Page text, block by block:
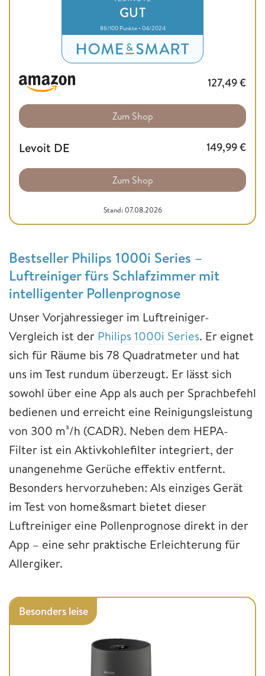
GUT
86/100 Punkte • 04/2024
127,49€
Zum Shop
Levoit DE 149,99€
Zum Shop
Stand: 07.08.2026
Bestseller Philips 1000i Series –
Luftreiniger fürs Schlafzimmer mit
intelligenter Pollenprognose
Unser Vorjahressieger im Luftreiniger-
Vergleich ist der Philips 1000i Series. Er eignet
sich für Räume bis 78 Quadratmeter und hat
uns im Test rundum überzeugt. Er lässt sich
sowohl über eine App als auch per Sprachbefehl
bedienen und erreicht eine Reinigungsleistung
von 300 m³/h (CADR). Neben dem HEPA-
Filter ist ein Aktivkohlefilter integriert, der
unangenehme Gerüche effektiv entfernt.
Besonders hervorzuheben: Als einziges Gerät
im Test von home&smart bietet dieser
Luftreiniger eine Pollenprognose direkt in der
App – eine sehr praktische Erleichterung für
Allergiker.
Besonders leise